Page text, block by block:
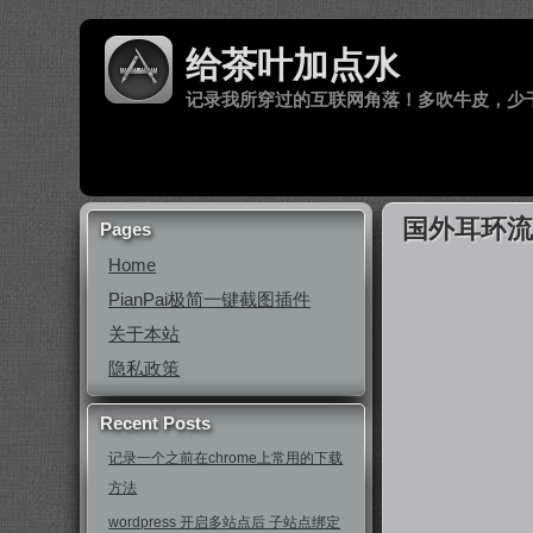
给茶叶加点水
记录我所穿过的互联网角落！多吹牛皮，少
Pages
Home
PianPai极简一键截图插件
关于本站
隐私政策
Recent Posts
记录一个之前在chrome上常用的下载
方法
wordpress 开启多站点后 子站点绑定
国外耳环